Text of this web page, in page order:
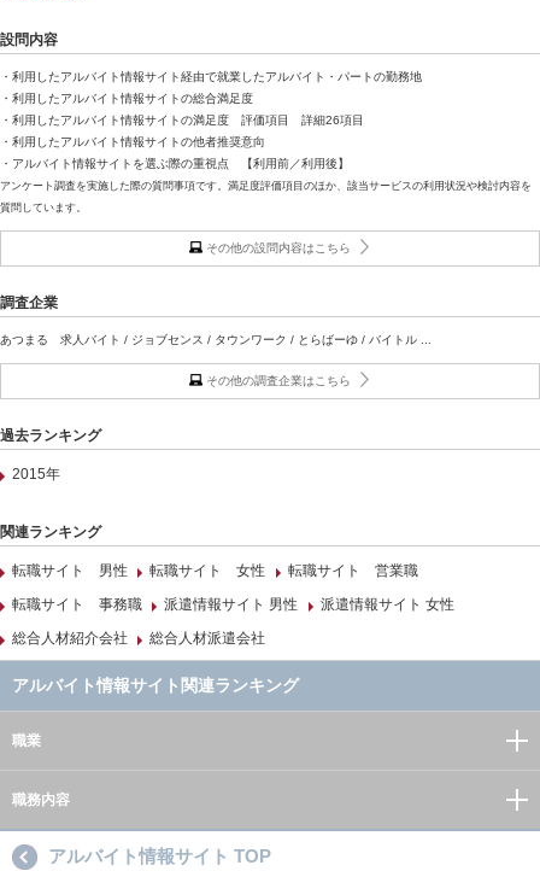
設問内容
・利用したアルバイト情報サイト経由で就業したアルバイト・パートの勤務地
・利用したアルバイト情報サイトの総合満足度
・利用したアルバイト情報サイトの満足度 評価項目 詳細26項目
・利用したアルバイト情報サイトの他者推奨意向
・アルバイト情報サイトを選ぶ際の重視点 【利用前／利用後】
アンケート調査を実施した際の質問事項です。満足度評価項目のほか、該当サービスの利用状況や検討内容を
質問しています。
その他の設問内容はこちら
調査企業
あつまる 求人バイト / ジョブセンス / タウンワーク / とらばーゆ / バイトル ...
その他の調査企業はこちら
過去ランキング
2015年
関連ランキング
転職サイト 男性 転職サイト 女性
転職サイト 営業職
転職サイト 事務職
派遣情報サイト 男性
派遣情報サイト 女性
総合人材紹介会社
総合人材派遣会社
アルバイト情報サイト関連ランキング
職業
職務内容
アルバイト情報サイト TOP